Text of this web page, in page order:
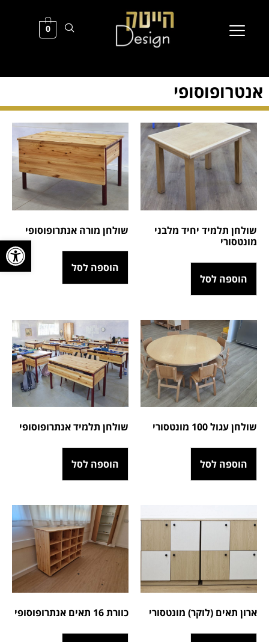
פתח
0
אנטרופוסופי
שולחן תלמיד יחיד מלבני
מונטסורי
הוספה לסל
שולחן מורה אנתרופוסופי
הוספה לסל
שולחן עגול 100 מונטסורי
הוספה לסל
שולחן תלמיד אנתרופוסופי
הוספה לסל
ארון תאים (לוקר) מונטסורי כוורת 16 תאים אנתרופוסופי